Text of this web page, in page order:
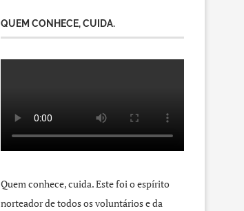
QUEM CONHECE, CUIDA.
Quem conhece, cuida. Este foi o espírito
norteador de todos os voluntários e da